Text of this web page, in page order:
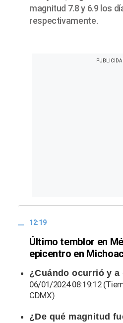
magnitud 7.8 y 6.9 los
respectivamente.
12:19
Último temblor en
epicentro en
¿Cuándo ocurrió y a
06/01/2024 08:19:12
CDMX)
¿De qué magnitud